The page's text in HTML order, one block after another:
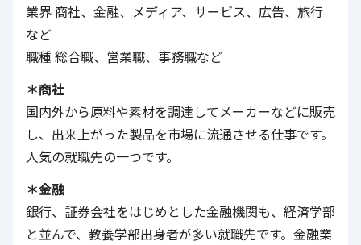
業界 商社、金融、メディア、サービス、広告、旅行
など
職種 総合職、営業職、事務職など
＊商社
国内外から原料や素材を調達してメーカーなどに販売
し、出来上がった製品を市場に流通させる仕事です。
人気の就職先の一つです。
＊金融
銀行、証券会社をはじめとした金融機関も、経済学部
と並んで、教養学部出身者が多い就職先です。金融業